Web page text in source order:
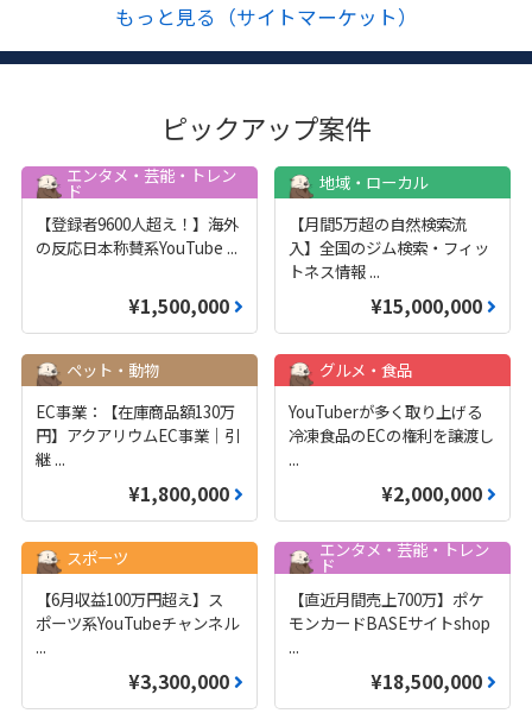
もっと見る（サイトマーケット）
ピックアップ案件
エンタメ・芸能・トレン
ド
【登録者9600人超え！】海外
の反応日本称賛系YouTube ...
¥1,500,000
地域・ローカル
【月間5万超の自然検索流
入】全国のジム検索・フィッ
トネス情報 ...
¥15,000,000
ペット・動物
EC事業：【在庫商品額130万
円】アクアリウムEC事業｜引
継 ...
¥1,800,000
グルメ・食品
YouTuberが多く取り上げる
冷凍食品のECの権利を譲渡し
...
¥2,000,000
スポーツ
【6月収益100万円超え】ス
ポーツ系YouTubeチャンネル
...
¥3,300,000
エンタメ・芸能・トレン
ド
【直近月間売上700万】ポケ
モンカードBASEサイトshop
...
¥18,500,000